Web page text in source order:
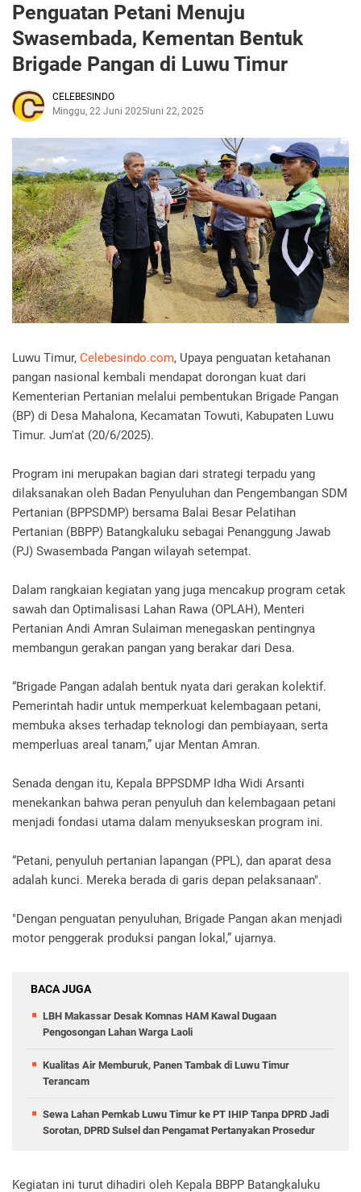
Penguatan Petani Menuju
Swasembada, Kementan Bentuk
Brigade Pangan di Luwu Timur
CELEBESINDO
Minggu, 22 Juni 2025Juni 22, 2025
Luwu Timur, Celebesindo.com, Upaya penguatan ketahanan
pangan nasional kembali mendapat dorongan kuat dari
Kementerian Pertanian melalui pembentukan Brigade Pangan
(BP) di Desa Mahalona, Kecamatan Towuti, Kabupaten Luwu
Timur. Jum'at (20/6/2025).
Program ini merupakan bagian dari strategi terpadu yang
dilaksanakan oleh Badan Penyuluhan dan Pengembangan SDM
Pertanian (BPPSDMP) bersama Balai Besar Pelatihan
Pertanian (BBPP) Batangkaluku sebagai Penanggung Jawab
(PJ) Swasembada Pangan wilayah setempat.
Dalam rangkaian kegiatan yang juga mencakup program cetak
sawah dan Optimalisasi Lahan Rawa (OPLAH), Menteri
Pertanian Andi Amran Sulaiman menegaskan pentingnya
membangun gerakan pangan yang berakar dari Desa.
“Brigade Pangan adalah bentuk nyata dari gerakan kolektif.
Pemerintah hadir untuk memperkuat kelembagaan petani,
membuka akses terhadap teknologi dan pembiayaan, serta
memperluas areal tanam,” ujar Mentan Amran.
Senada dengan itu, Kepala BPPSDMP Idha Widi Arsanti
menekankan bahwa peran penyuluh dan kelembagaan petani
menjadi fondasi utama dalam menyukseskan program ini.
“Petani, penyuluh pertanian lapangan (PPL), dan aparat desa
adalah kunci. Mereka berada di garis depan pelaksanaan".
"Dengan penguatan penyuluhan, Brigade Pangan akan menjadi
motor penggerak produksi pangan lokal,” ujarnya.
BACA JUGA
LBH Makassar Desak Komnas HAM Kawal Dugaan
Pengosongan Lahan Warga Laoli
Kualitas Air Memburuk, Panen Tambak di Luwu Timur
Terancam
Sewa Lahan Pemkab Luwu Timur ke PT IHIP Tanpa DPRD Jadi
Sorotan, DPRD Sulsel dan Pengamat Pertanyakan Prosedur
Kegiatan ini turut dihadiri oleh Kepala BBPP Batangkaluku